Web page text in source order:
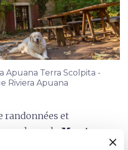
Apuana Terra Scolpita -
Riviera Apuana
randonnées et
sur le Mont
Il est facilement accessible